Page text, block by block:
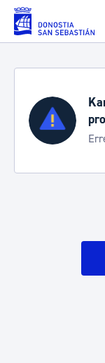
Eduki nagusira joan